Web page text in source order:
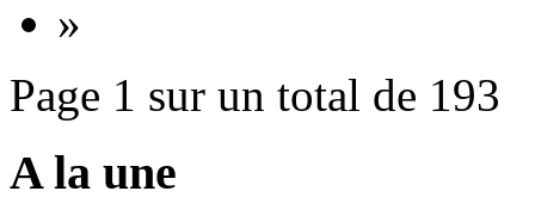
»
Page 1 sur un total de 193
A la une